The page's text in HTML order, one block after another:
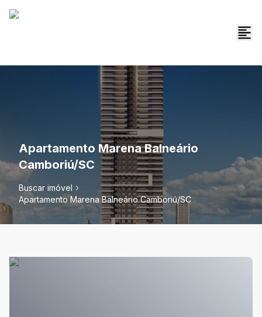
Apartamento Marena Balneário
Camboriú/SC
Buscar imóvel
Apartamento Marena Balneário Camboriú/SC